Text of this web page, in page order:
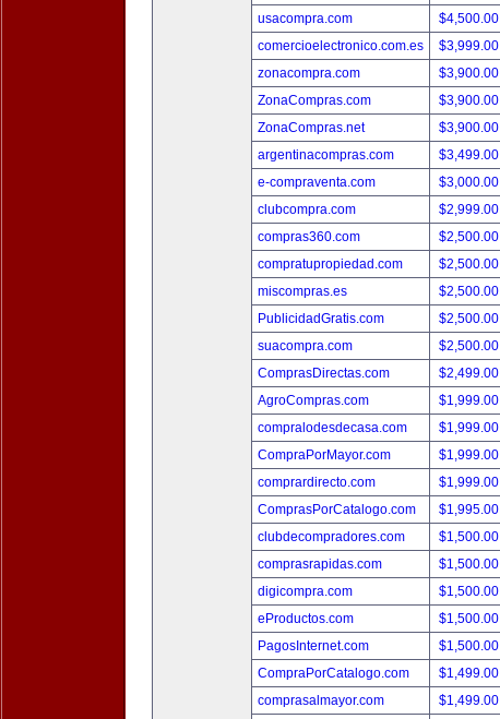
usacompra.com
$4,500.00
comercioelectronico.com.es
$3,999.00
zonacompra.com
$3,900.00
ZonaCompras.com
$3,900.00
ZonaCompras.net
$3,900.00
argentinacompras.com
$3,499.00
e-compraventa.com
$3,000.00
clubcompra.com
$2,999.00
compras360.com
$2,500.00
compratupropiedad.com
$2,500.00
miscompras.es
$2,500.00
PublicidadGratis.com
$2,500.00
suacompra.com
$2,500.00
ComprasDirectas.com
$2,499.00
AgroCompras.com
$1,999.00
compralodesdecasa.com
$1,999.00
CompraPorMayor.com
$1,999.00
comprardirecto.com
$1,999.00
ComprasPorCatalogo.com
$1,995.00
clubdecompradores.com
$1,500.00
comprasrapidas.com
$1,500.00
digicompra.com
$1,500.00
eProductos.com
$1,500.00
PagosInternet.com
$1,500.00
CompraPorCatalogo.com
$1,499.00
comprasalmayor.com
$1,499.00